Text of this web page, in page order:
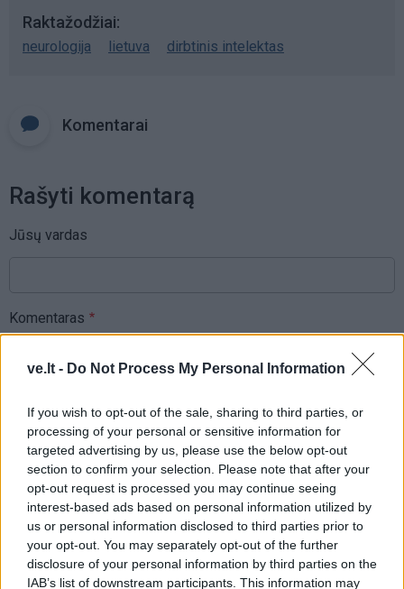
ve.lt - Do Not Process My Personal Information
If you wish to opt-out of the sale, sharing to third parties, or
processing of your personal or sensitive information for
targeted advertising by us, please use the below opt-out
section to confirm your selection. Please note that after your
opt-out request is processed you may continue seeing
interest-based ads based on personal information utilized by
us or personal information disclosed to third parties prior to
your opt-out. You may separately opt-out of the further
disclosure of your personal information by third parties on the
IAB’s list of downstream participants. This information may
Raktažodžiai
neurologija lietuva dirbtinis intelektas
Komentarai
Rašyti komentarą
Jūsų vardas
Komentaras
Sutinku sutaisyklėmis
This site is protected by
reCAPTCHA and the Google
Privacy Policyand Terms of
Serviceapply.